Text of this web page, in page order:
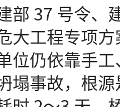
37 号令、
大工程专项
位仍依靠手
塌事故，根